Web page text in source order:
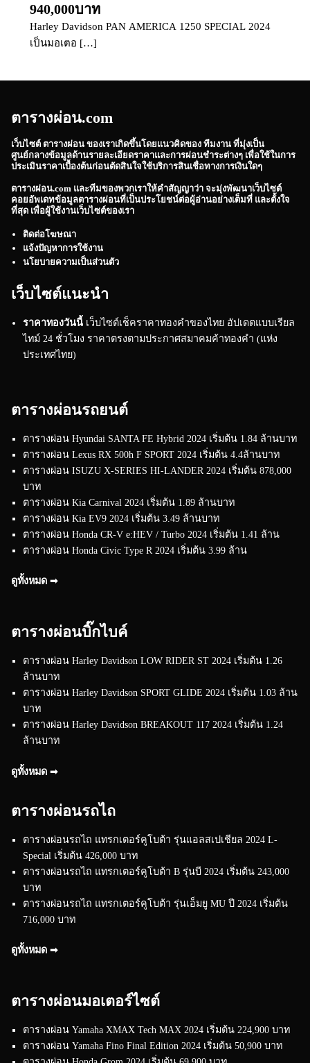
940,000บาท
Harley Davidson PAN AMERICA 1250 SPECIAL 2024
เป็นมอเตอ […]
ตารางผ่อน.com
เว็บไซต์ ตารางผ่อน ของเราเกิดขึ้นโดยแนวคิดของ ทีมงาน ที่มุ่งเป็น
ศูนย์กลางข้อมูลด้านรายละเอียดราคาและการผ่อนชำระต่างๆ เพื่อใช้ในการ
ประเมินราคาเบื้องต้นก่อนตัดสินใจใช้บริการสินเชื่อทางการเงินใดๆ
ตารางผ่อน.com และทีมของพวกเราให้คำสัญญาว่า จะมุ่งพัฒนาเว็บไซต์
คอยอัพเดทข้อมูลตารางผ่อนที่เป็นประโยชน์ต่อผู้อ่านอย่างเต็มที่ และตั้งใจ
ที่สุด เพื่อผู้ใช้งานเว็บไซต์ของเรา
ติดต่อโฆษณา
แจ้งปัญหาการใช้งาน
นโยบายความเป็นส่วนตัว
เว็บไซต์แนะนำ
ราคาทองวันนี้ เว็บไซต์เช็คราคาทองคำของไทย อัปเดตแบบเรียล
ไทม์ 24 ชั่วโมง ราคาตรงตามประกาศสมาคมค้าทองคำ (แห่ง
ประเทศไทย)
ตารางผ่อนรถยนต์
ตารางผ่อน Hyundai SANTA FE Hybrid 2024 เริ่มต้น 1.84 ล้านบาท
ตารางผ่อน Lexus RX 500h F SPORT 2024 เริ่มต้น 4.4ล้านบาท
ตารางผ่อน ISUZU X-SERIES HI-LANDER 2024 เริ่มต้น 878,000
บาท
ตารางผ่อน Kia Carnival 2024 เริ่มต้น 1.89 ล้านบาท
ตารางผ่อน Kia EV9 2024 เริ่มต้น 3.49 ล้านบาท
ตารางผ่อน Honda CR-V e:HEV / Turbo 2024 เริ่มต้น 1.41 ล้าน
ตารางผ่อน Honda Civic Type R 2024 เริ่มต้น 3.99 ล้าน
ดูทั้งหมด ➟
ตารางผ่อนบิ๊กไบค์
ตารางผ่อน Harley Davidson LOW RIDER ST 2024 เริ่มต้น 1.26
ล้านบาท
ตารางผ่อน Harley Davidson SPORT GLIDE 2024 เริ่มต้น 1.03 ล้าน
บาท
ตารางผ่อน Harley Davidson BREAKOUT 117 2024 เริ่มต้น 1.24
ล้านบาท
ดูทั้งหมด ➟
ตารางผ่อนรถไถ
ตารางผ่อนรถไถ แทรกเตอร์คูโบต้า รุ่นแอลสเปเชียล 2024 L-
Special เริ่มต้น 426,000 บาท
ตารางผ่อนรถไถ แทรกเตอร์คูโบต้า B รุ่นบี 2024 เริ่มต้น 243,000
บาท
ตารางผ่อนรถไถ แทรกเตอร์คูโบต้า รุ่นเอ็มยู MU ปี 2024 เริ่มต้น
716,000 บาท
ดูทั้งหมด ➟
ตารางผ่อนมอเตอร์ไซต์
ตารางผ่อน Yamaha XMAX Tech MAX 2024 เริ่มต้น 224,900 บาท
ตารางผ่อน Yamaha Fino Final Edition 2024 เริ่มต้น 50,900 บาท